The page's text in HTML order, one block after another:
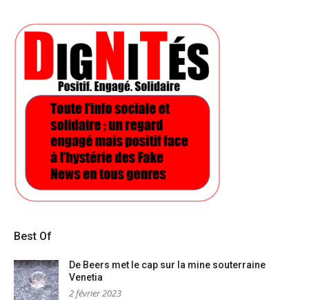
Best Of
De Beers met le cap sur la mine souterraine
Venetia
2 février 2023